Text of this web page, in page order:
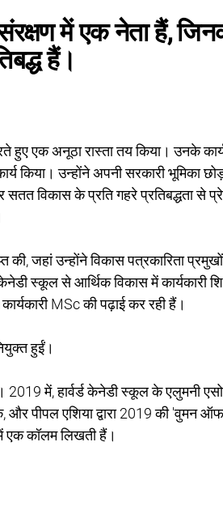
में एक नेता हैं,
हैं।
हुए एक अनूठा रास्ता तय किया। उनके
किया। उन्होंने अपनी सरकारी भूमिका
विकास के प्रति गहरे प्रतिबद्धता से
की, जहां उन्होंने विकास पत्रकारिता
स्कूल से आर्थिक विकास में कार्यकारी
MSc की पढ़ाई कर रही हैं।
हुईं।
2019 में, हार्वर्ड केनेडी स्कूल के एलुमनी
और पीपल एशिया द्वारा 2019 की 'वुमन
एक कॉलम लिखती हैं।